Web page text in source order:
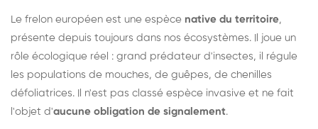
Le frelon européen est une espèce native du territoire,
présente depuis toujours dans nos écosystèmes. Il joue un
rôle écologique réel : grand prédateur d'insectes, il régule
les populations de mouches, de guêpes, de chenilles
défoliatrices. Il n'est pas classé espèce invasive et ne fait
l'objet d'aucune obligation de signalement.